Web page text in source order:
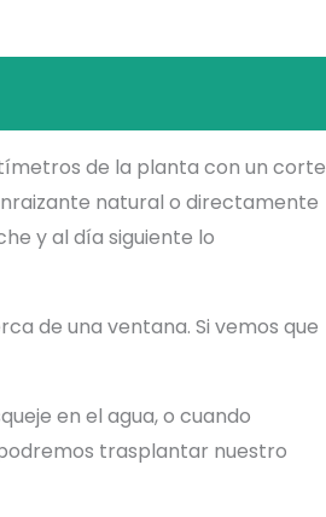
de la planta con un corte
natural o directamente
y al día siguiente lo
de una ventana. Si vemos que
en el agua, o cuando
trasplantar nuestro